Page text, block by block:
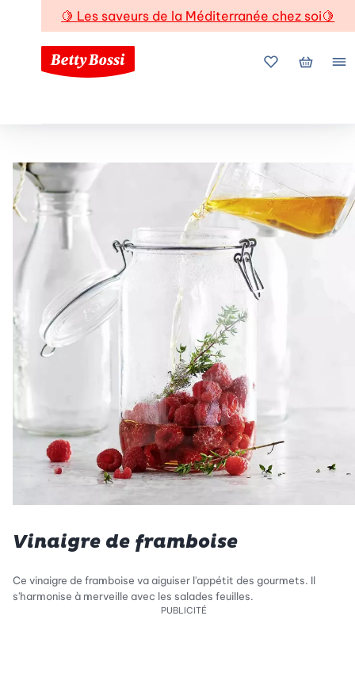
🍋 Les saveurs de la Méditerranée chez soi🍋
Mes favoris
Mon
Vinaigre de framboise
Ce vinaigre de framboise va aiguiser l'appétit des gourmets. Il
s'harmonise à merveille avec les salades feuilles.
PUBLICITÉ